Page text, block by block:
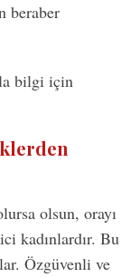
beraber
bilgi için
olsun, orayı
kadınlardır. Bu
Özgüvenli ve